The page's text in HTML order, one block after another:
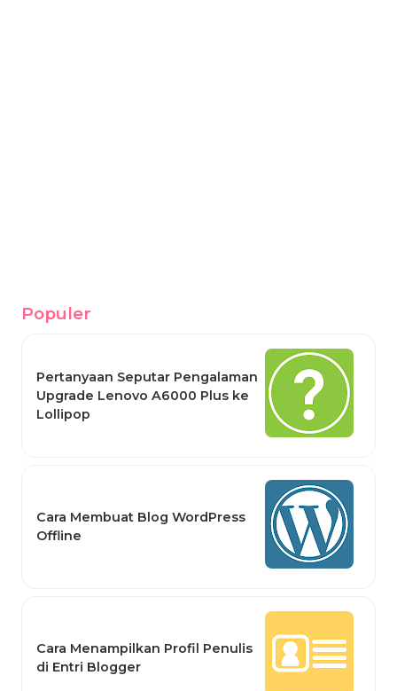
Populer
Pertanyaan Seputar Pengalaman
Upgrade Lenovo A6000 Plus ke
Lollipop
Cara Membuat Blog WordPress
Offline
Cara Menampilkan Profil Penulis
di Entri Blogger